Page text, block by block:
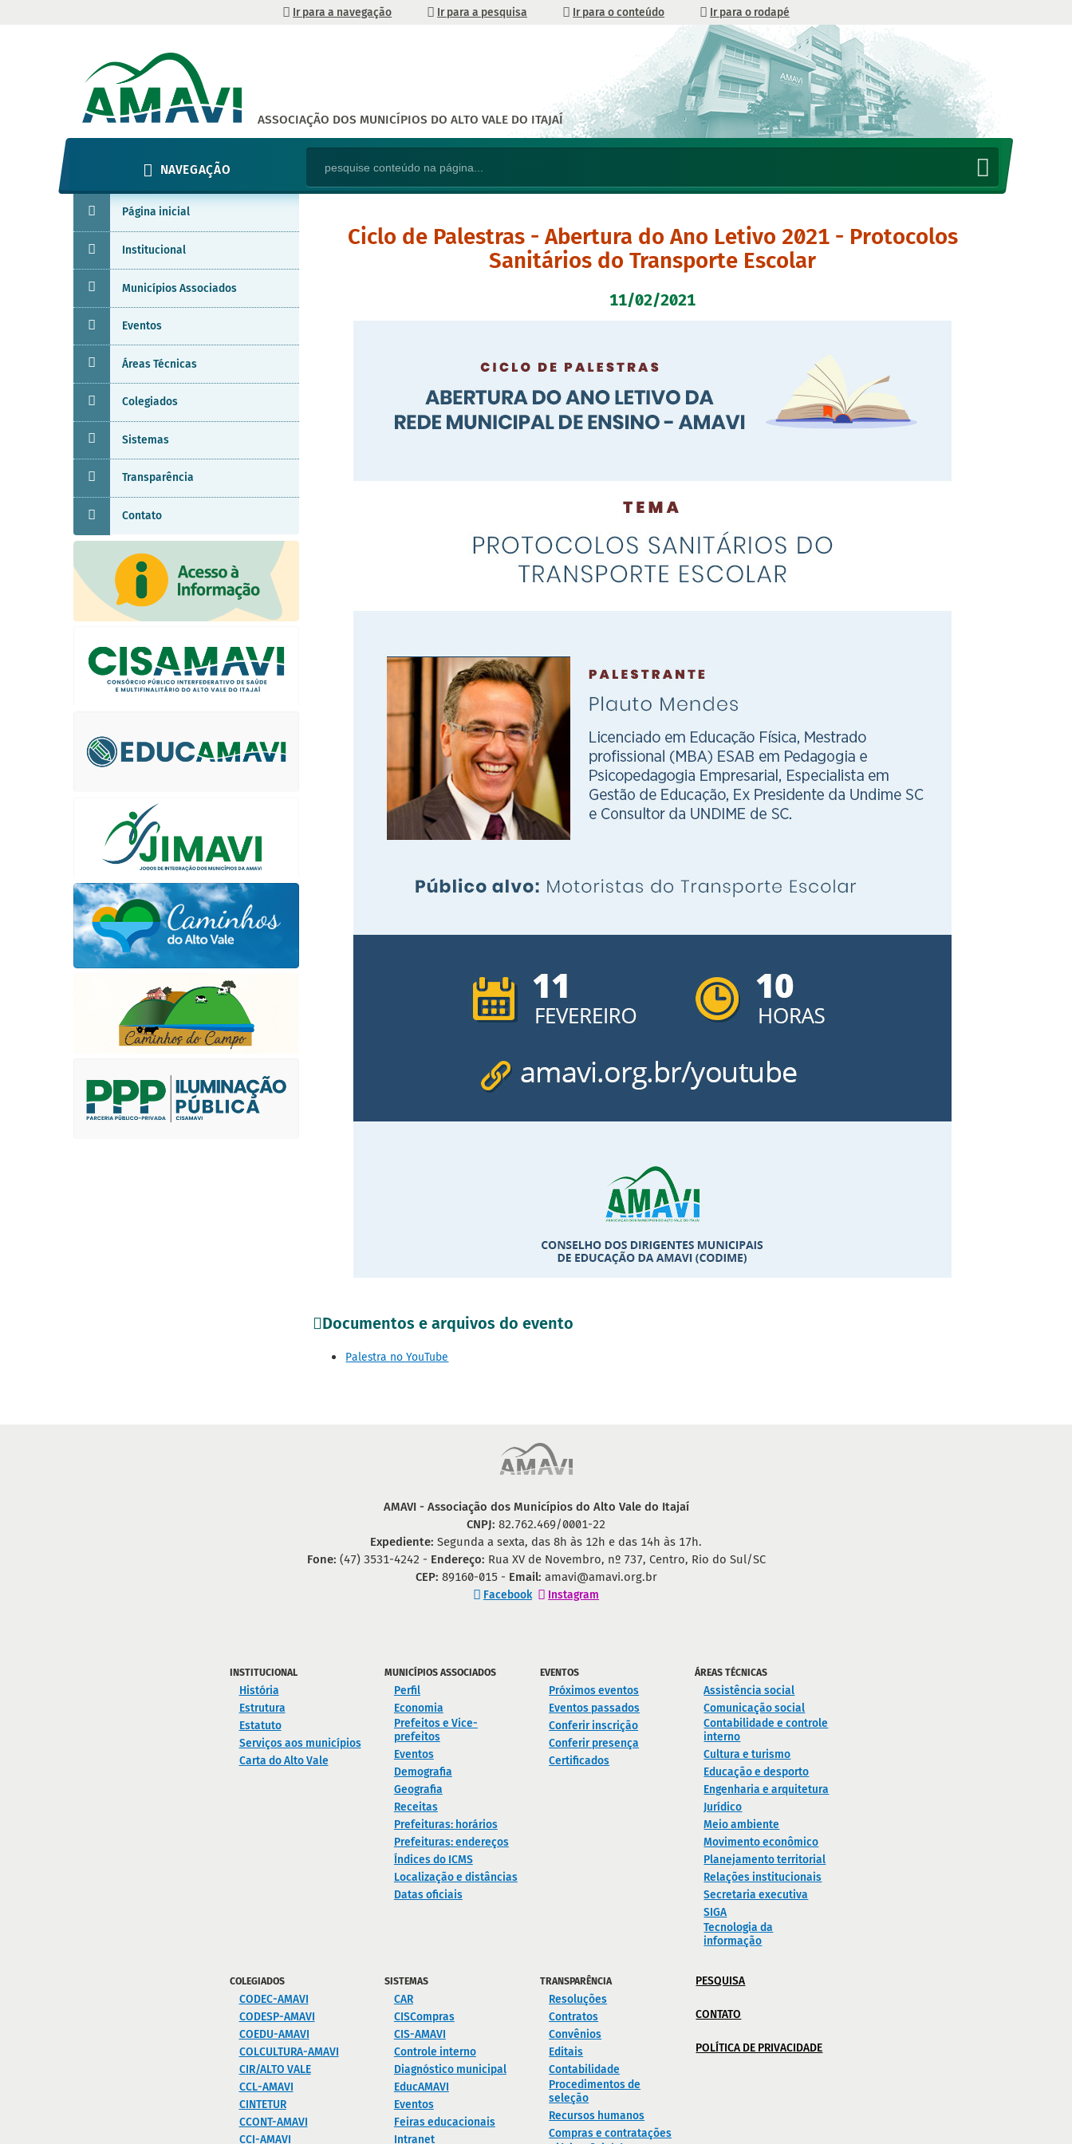
Ir para a navegação Ir para a pesquisa Ir para o conteúdo Ir para o rodapé
ASSOCIAÇÃO DOS MUNICÍPIOS DO ALTO VALE DO ITAJAÍ
NAVEGAÇÃO
Ciclo de Palestras - Abertura do Ano Letivo 2021 - Protocolos
Sanitários do Transporte Escolar
11/02/2021
Documentos e arquivos do evento
Palestra no YouTube
Página inicial
Institucional
Municípios Associados
Eventos
Áreas Técnicas
Colegiados
Sistemas
Transparência
Contato
AMAVI - Associação dos Municípios do Alto Vale do Itajaí
CNPJ: 82.762.469/0001-22
Expediente: Segunda a sexta, das 8h às 12h e das 14h às 17h.
Fone: (47) 3531-4242 - Endereço: Rua XV de Novembro, nº 737, Centro, Rio do Sul/SC
CEP: 89160-015 - Email: amavi@amavi.org.br
Facebook Instagram
INSTITUCIONAL
História
Estrutura
Estatuto
Serviços aos municípios
Carta do Alto Vale
MUNICÍPIOS ASSOCIADOS
Perfil
Economia
Prefeitos e Vice-
prefeitos
Eventos
Demografia
Geografia
Receitas
Prefeituras: horários
Prefeituras: endereços
Índices do ICMS
Localização e distâncias
Datas oficiais
EVENTOS
Próximos eventos
Eventos passados
Conferir inscrição
Conferir presença
Certificados
ÁREAS TÉCNICAS
Assistência social
Comunicação social
Contabilidade e controle
interno
Cultura e turismo
Educação e desporto
Engenharia e arquitetura
Jurídico
Meio ambiente
Movimento econômico
Planejamento territorial
Relações institucionais
Secretaria executiva
SIGA
Tecnologia da
informação
COLEGIADOS
CODEC-AMAVI
CODESP-AMAVI
COEDU-AMAVI
COLCULTURA-AMAVI
CIR/ALTO VALE
CCL-AMAVI
CINTETUR
CCONT-AMAVI
CCI-AMAVI
SISTEMAS
CAR
CISCompras
CIS-AMAVI
Controle interno
Diagnóstico municipal
EducAMAVI
Eventos
Feiras educacionais
Intranet
TRANSPARÊNCIA
Resoluções
Contratos
Convênios
Editais
Contabilidade
Procedimentos de
seleção
Recursos humanos
Compras e contratações
PESQUISA
CONTATO
POLÍTICA DE PRIVACIDADE